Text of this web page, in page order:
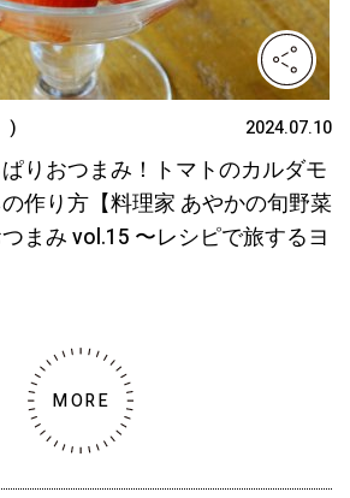
) 2024.07.10
りおつまみ！トマトのカルダモ
作り方【料理家 あやかの旬野菜
まみ vol.15 〜レシピで旅するヨ
MORE